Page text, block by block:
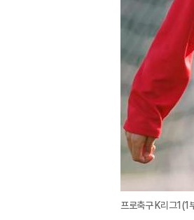
프로축구 K리그1(1